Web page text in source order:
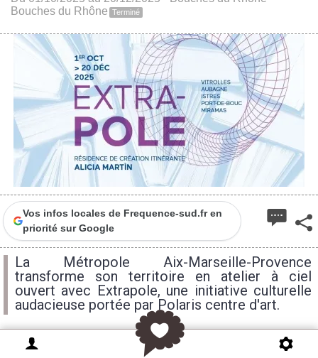
Bouches du Rhône Terminé
Vos infos locales de Frequence-sud.fr en
priorité sur Google
La Métropole Aix-Marseille-Provence
transforme son territoire en atelier à ciel
ouvert avec Extrapole, une initiative culturelle
audacieuse portée par Polaris centre d'art.
1er octobre au 20 décembre 2025 , le public est